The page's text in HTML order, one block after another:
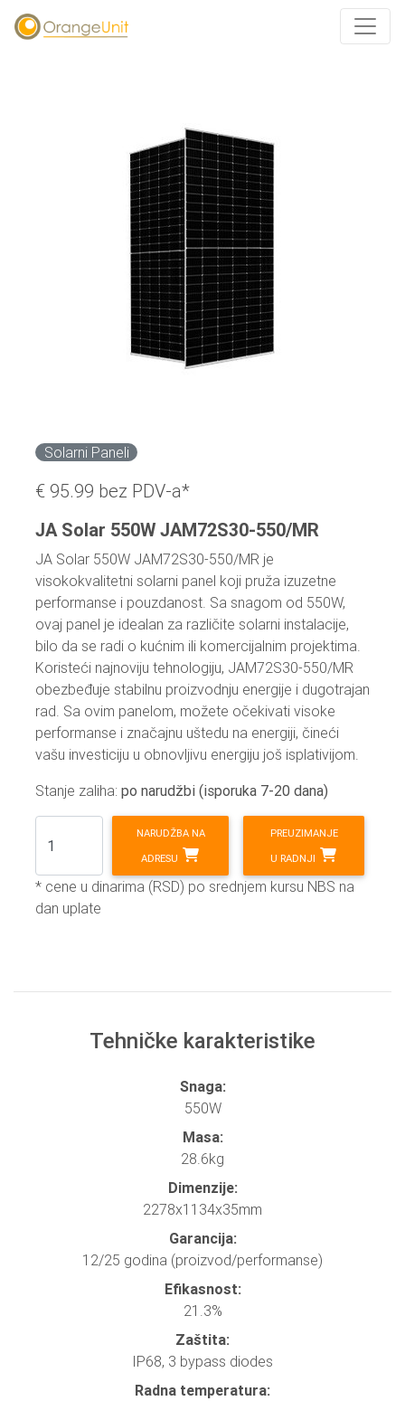
Solarni Paneli
€ 95.99 bez PDV-a*
JA Solar 550W JAM72S30-550/MR
JA Solar 550W JAM72S30-550/MR je
visokokvalitetni solarni panel koji pruža izuzetne
performanse i pouzdanost. Sa snagom od 550W,
ovaj panel je idealan za različite solarni instalacije,
bilo da se radi o kućnim ili komercijalnim projektima.
Koristeći najnoviju tehnologiju, JAM72S30-550/MR
obezbeđuje stabilnu proizvodnju energije i dugotrajan
rad. Sa ovim panelom, možete očekivati visoke
performanse i značajnu uštedu na energiji, čineći
vašu investiciju u obnovljivu energiju još isplativijom.
Stanje zaliha: po narudžbi (isporuka 7-20 dana)
NARUDŽBA NA
ADRESU
PREUZIMANJE
U RADNJI
* cene u dinarima (RSD) po srednjem kursu NBS na
dan uplate
Tehničke karakteristike
Snaga:
550W
Masa:
28.6kg
Dimenzije:
2278x1134x35mm
Garancija:
12/25 godina (proizvod/performanse)
Efikasnost:
21.3%
Zaštita:
IP68, 3 bypass diodes
Radna temperatura: